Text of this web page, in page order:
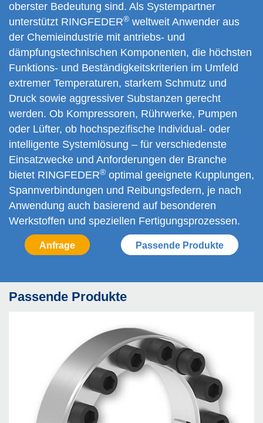
oberster Bedeutung sind. Als System­partner
unterstützt RINGFEDER® weltweit Anwender aus
der Chemieindustrie mit antriebs- und
dämpfungstechnischen Komponenten, die höchsten
Funktions- und Beständigkeitskriterien im Umfeld
extremer Temperaturen, starkem Schmutz und
Druck sowie aggressiver Substanzen gerecht
werden. Ob Kompressoren, Rührwerke, Pumpen
oder Lüfter, ob hochspezifische Individual- oder
intelligente Systemlösung – für verschie­denste
Einsatzwecke und Anforde­rungen der Branche
bietet RINGFEDER® optimal geeignete Kupp­lung­en,
Spann­verbindungen und Reibungs­federn, je nach
Anwendung auch basierend auf besonderen
Werkstoffen und speziellen Fertigungsprozessen.
Anfrage Passende Produkte
Passende Produkte